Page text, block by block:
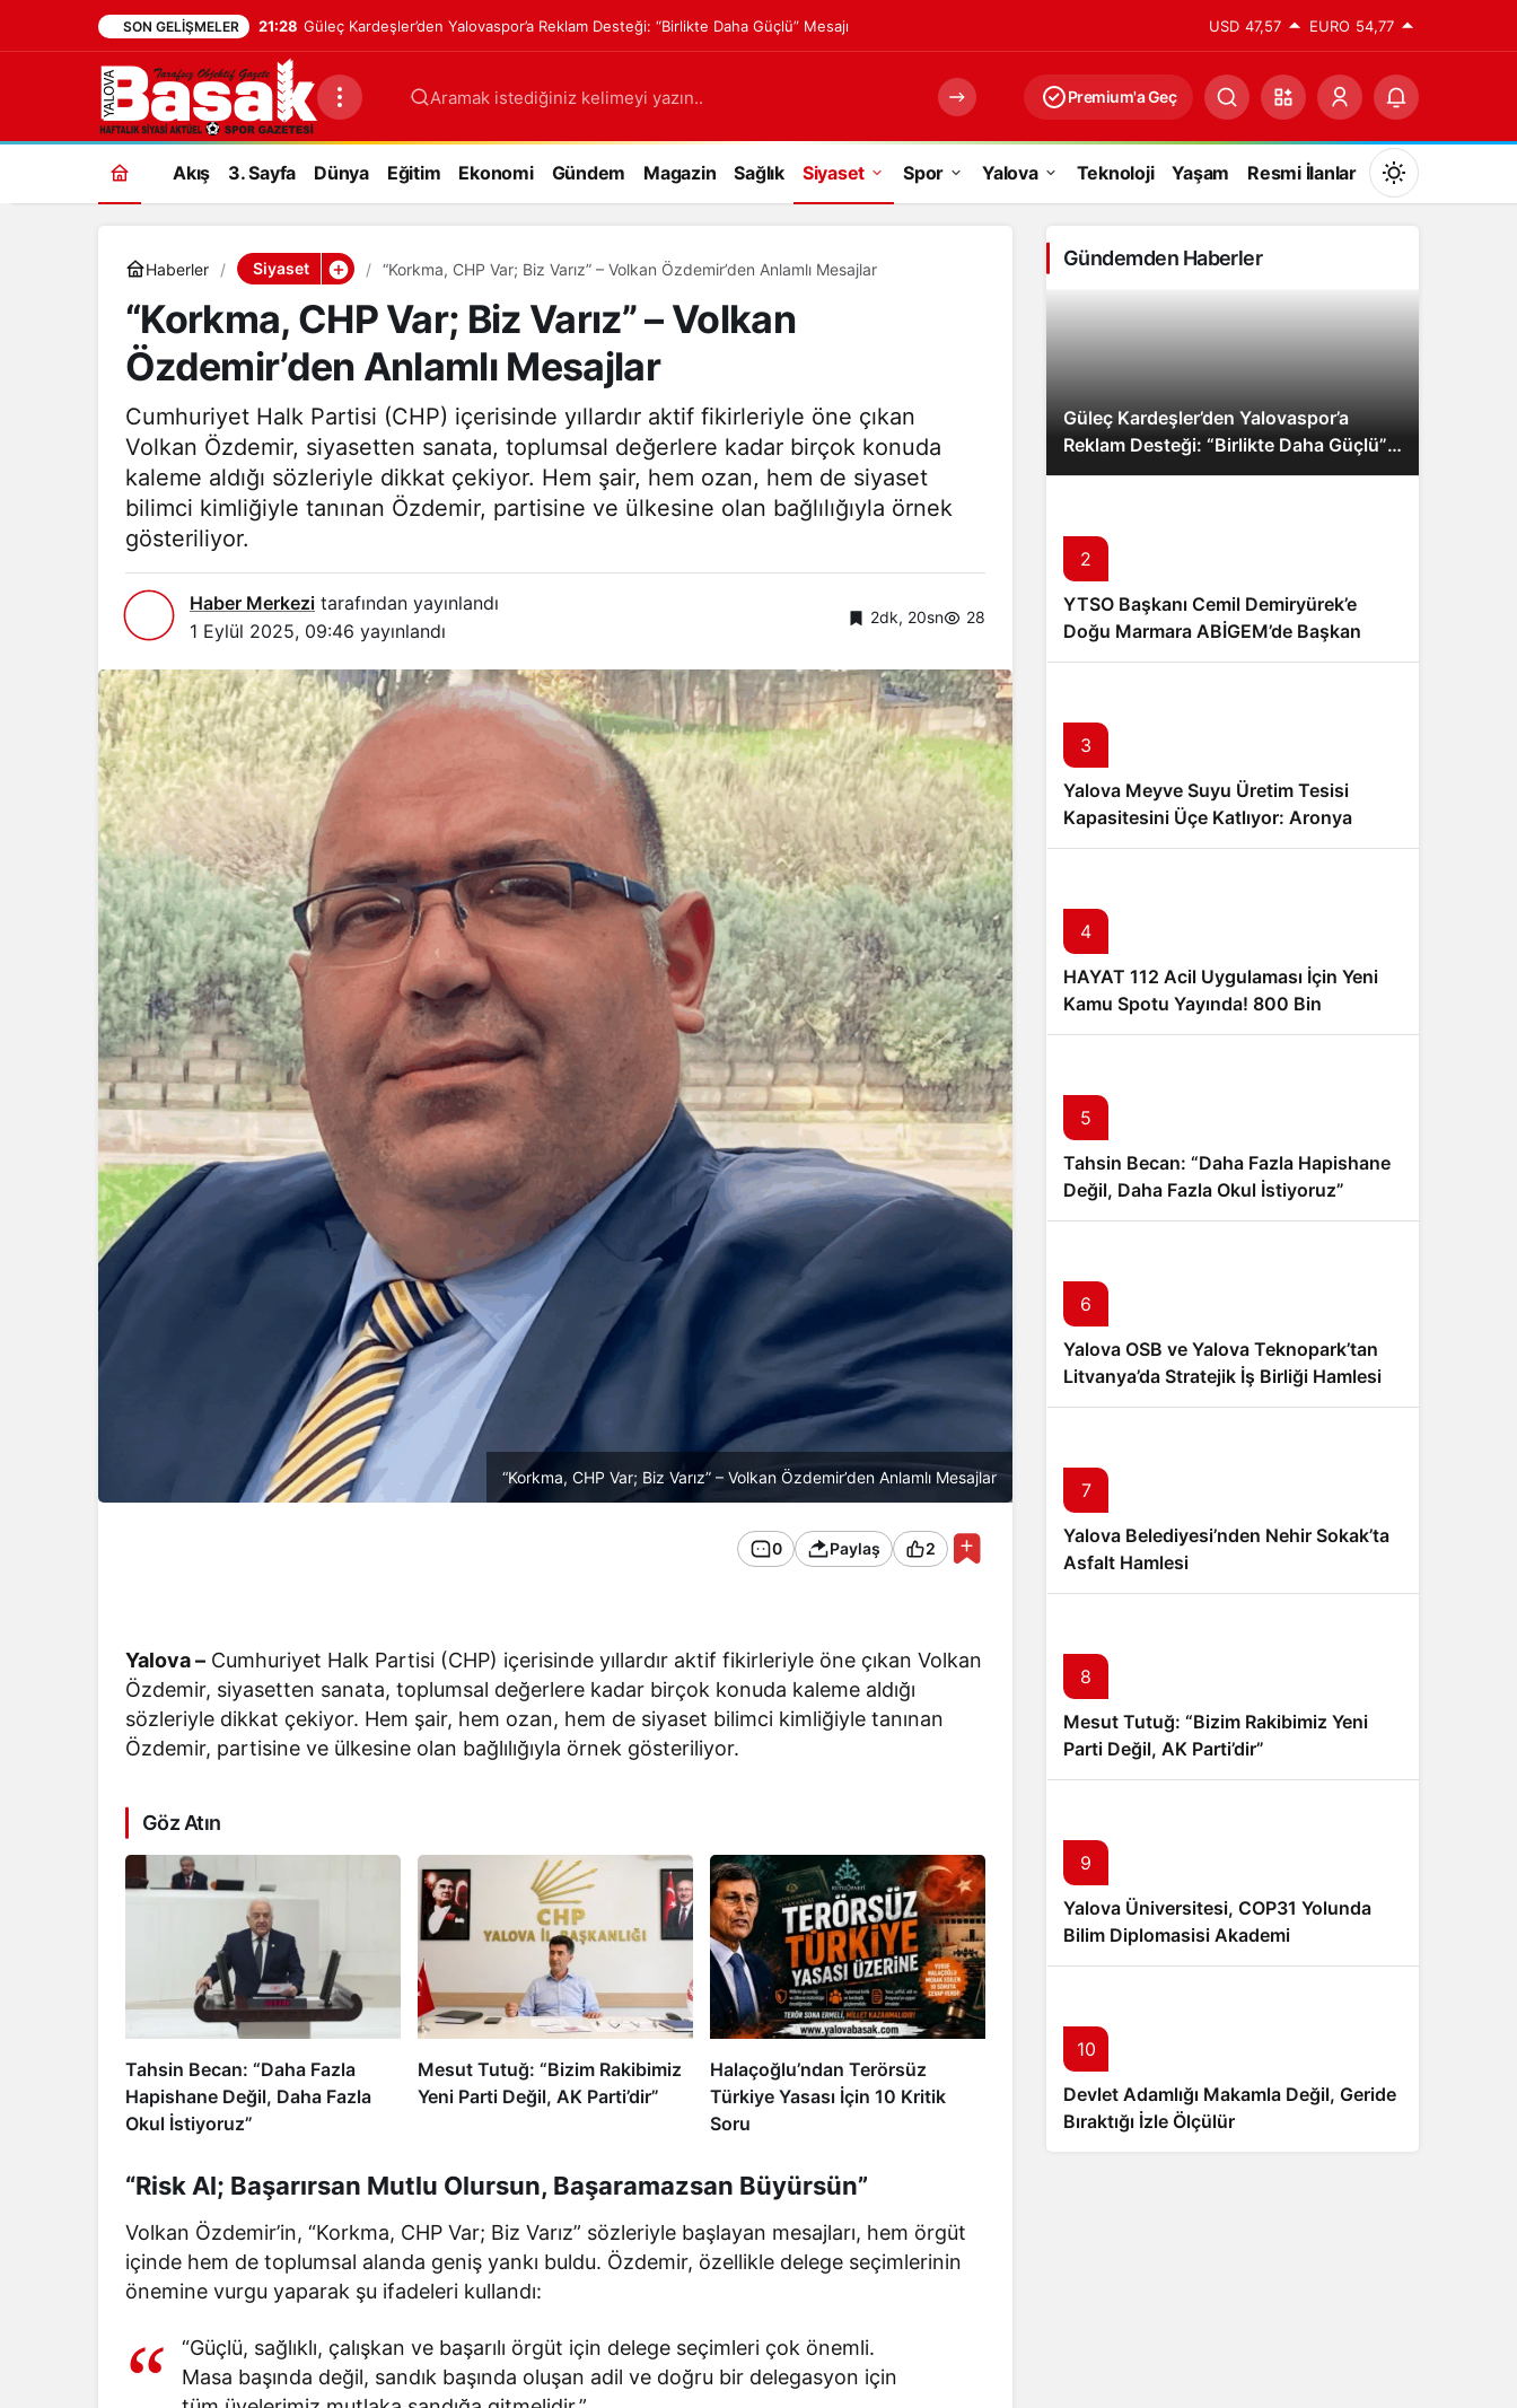
SON GELIŞMELER 21:28 Güleç Kardeşler’den Yalovaspor’a Reklam Desteği: “Birlikte Daha Güçlü” Mesajı USD 47,57 EURO 54,77
Aramak istediğiniz kelimeyi yazın.. Premium'a Geç
Akış 3. Sayfa Dünya Eğitim Ekonomi Gündem Magazin Sağlık Siyaset Spor Yalova Teknoloji Yaşam Resmi İlanlar
Mod
değiştir
Gece Modu
Haberler Siyaset “Korkma, CHP Var; Biz Varız” – Volkan Özdemir’den Anlamlı Mesajlar
“Korkma, CHP Var; Biz Varız” – Volkan
Özdemir’den Anlamlı Mesajlar
Cumhuriyet Halk Partisi (CHP) içerisinde yıllardır aktif fikirleriyle öne çıkan
Volkan Özdemir, siyasetten sanata, toplumsal değerlere kadar birçok konuda
kaleme aldığı sözleriyle dikkat çekiyor. Hem şair, hem ozan, hem de siyaset
bilimci kimliğiyle tanınan Özdemir, partisine ve ülkesine olan bağlılığıyla örnek
gösteriliyor.
Haber Merkezi tarafından yayınlandı
1 Eylül 2025, 09:46 yayınlandı
2dk, 20sn 28
“Korkma, CHP Var; Biz Varız” – Volkan Özdemir’den Anlamlı Mesajlar
0 Paylaş 2
Yalova – Cumhuriyet Halk Partisi (CHP) içerisinde yıllardır aktif fikirleriyle öne çıkan Volkan
Özdemir, siyasetten sanata, toplumsal değerlere kadar birçok konuda kaleme aldığı
sözleriyle dikkat çekiyor. Hem şair, hem ozan, hem de siyaset bilimci kimliğiyle tanınan
Özdemir, partisine ve ülkesine olan bağlılığıyla örnek gösteriliyor.
Göz Atın
Tahsin Becan: “Daha Fazla
Hapishane Değil, Daha Fazla
Okul İstiyoruz”
Mesut Tutuğ: “Bizim Rakibimiz
Yeni Parti Değil, AK Parti’dir”
Halaçoğlu’ndan Terörsüz
Türkiye Yasası İçin 10 Kritik
Soru
“Risk Al; Başarırsan Mutlu Olursun, Başaramazsan Büyürsün”
Volkan Özdemir’in, “Korkma, CHP Var; Biz Varız” sözleriyle başlayan mesajları, hem örgüt
içinde hem de toplumsal alanda geniş yankı buldu. Özdemir, özellikle delege seçimlerinin
önemine vurgu yaparak şu ifadeleri kullandı:
“Güçlü, sağlıklı, çalışkan ve başarılı örgüt için delege seçimleri çok önemli.
Masa başında değil, sandık başında oluşan adil ve doğru bir delegasyon için
Gündemden Haberler
Güleç Kardeşler’den Yalovaspor’a
Reklam Desteği: “Birlikte Daha Güçlü”
Mesajı
2
YTSO Başkanı Cemil Demiryürek’e
Doğu Marmara ABİGEM’de Başkan
Yardımcılığı Görevi
3
Yalova Meyve Suyu Üretim Tesisi
Kapasitesini Üçe Katlıyor: Aronya
Üreticisine Büyük Destek
4
HAYAT 112 Acil Uygulaması İçin Yeni
Kamu Spotu Yayında! 800 Bin
İndirmeyi Aştı
5
Tahsin Becan: “Daha Fazla Hapishane
Değil, Daha Fazla Okul İstiyoruz”
6
Yalova OSB ve Yalova Teknopark’tan
Litvanya’da Stratejik İş Birliği Hamlesi
7
Yalova Belediyesi’nden Nehir Sokak’ta
Asfalt Hamlesi
8
Mesut Tutuğ: “Bizim Rakibimiz Yeni
Parti Değil, AK Parti’dir”
9
Yalova Üniversitesi, COP31 Yolunda
Bilim Diplomasisi Akademi
Lansmanında Yerini Aldı
10
Devlet Adamlığı Makamla Değil, Geride
Bıraktığı İzle Ölçülür